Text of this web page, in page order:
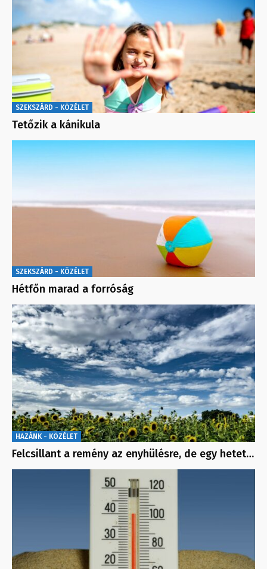
SZEKSZÁRD - KÖZÉLET
Tetőzik a kánikula
SZEKSZÁRD - KÖZÉLET
Hétfőn marad a forróság
HAZÁNK - KÖZÉLET
Felcsillant a remény az enyhülésre, de egy hetet…